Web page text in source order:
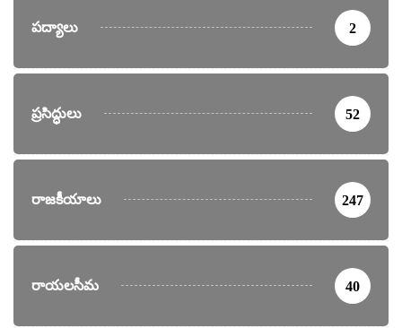
పద్యాలు 2
ప్రసిద్ధులు 52
రాజకీయాలు 247
రాయలసీమ 40